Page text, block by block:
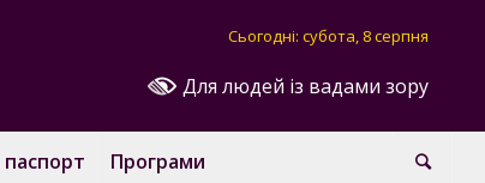
Для людей із вадами зору
Сьогодні: субота, 8 серпня
Програми